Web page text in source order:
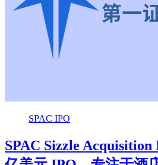
SPAC IPO
SPAC Sizzle